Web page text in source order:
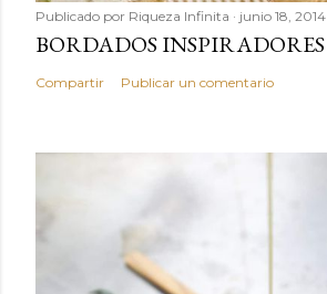
Publicado por Riqueza Infinita junio 18, 2014
BORDADOS INSPIRADORES
Compartir Publicar un comentario